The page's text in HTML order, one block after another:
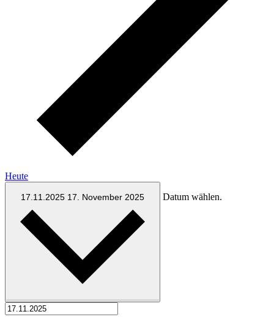
Heute
17.11.2025 17. November 2025 Datum wählen.